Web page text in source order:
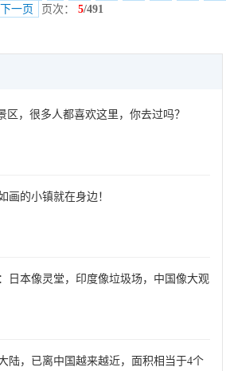
下一页
页次： 5/491
区，很多人都喜欢这里，你去过吗？
画的小镇就在身边！
日本像灵堂，印度像垃圾场，中国像大观
陆，已离中国越来越近，面积相当于4个